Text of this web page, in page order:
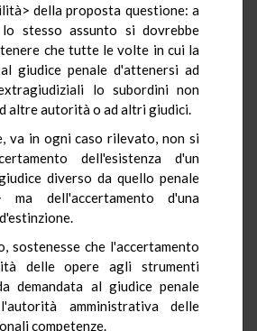
della proposta questione: a
stesso assunto si dovrebbe
che tutte le volte in cui la
giudice penale d'attenersi ad
lo subordini non
altre autorità o ad altri giudici.
va in ogni caso rilevato, non si
dell'esistenza d'un
diverso da quello penale
ma dell'accertamento d'una
sostenesse che l'accertamento
delle opere agli strumenti
demandata al giudice penale
amministrativa delle
competenze.